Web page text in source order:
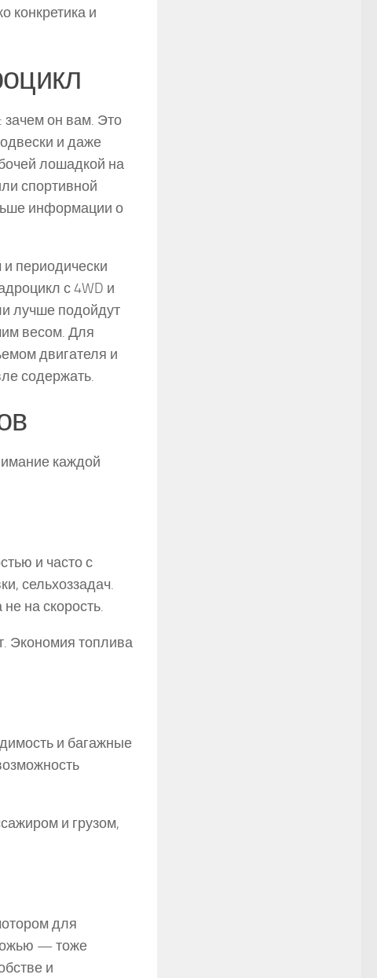
конкретика и
зачем он вам. Это
и даже
лошадкой на
спортивной
информации о
периодически
с 4WD и
лучше подойдут
весом. Для
двигателя и
содержать.
каждой
и часто с
сельхоззадач.
на скорость.
Экономия топлива
и багажные
и грузом,
для
— тоже
и